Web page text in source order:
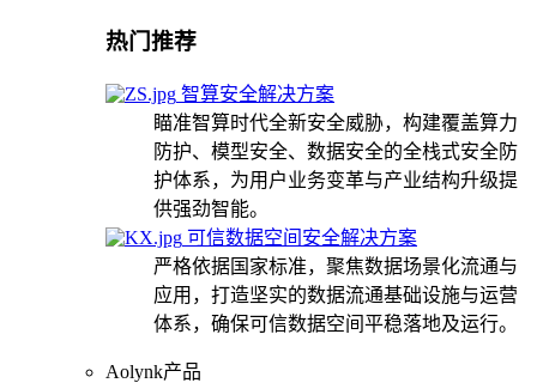
热门推荐
智算安全解决方案
瞄准智算时代全新安全威胁，构建覆盖算力
防护、模型安全、数据安全的全栈式安全防
护体系，为用户业务变革与产业结构升级提
供强劲智能。
可信数据空间安全解决方案
严格依据国家标准，聚焦数据场景化流通与
应用，打造坚实的数据流通基础设施与运营
体系，确保可信数据空间平稳落地及运行。
Aolynk产品